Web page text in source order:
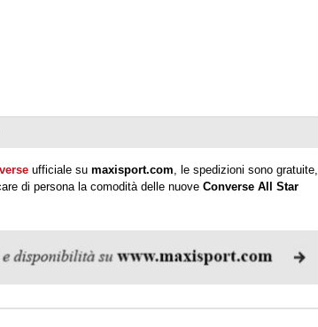
ufficiale su maxisport.com, le spedizioni sono gratuite,
di persona la comodità delle nuove Converse All Star